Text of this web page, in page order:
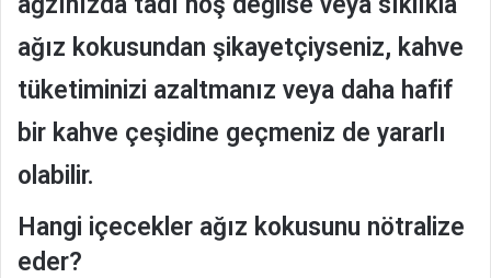
ağız kokusundan şikayetçiyseniz, kahve
tüketiminizi azaltmanız veya daha hafif
bir kahve çeşidine geçmeniz de yararlı
olabilir.
Hangi içecekler ağız kokusunu nötralize
eder?